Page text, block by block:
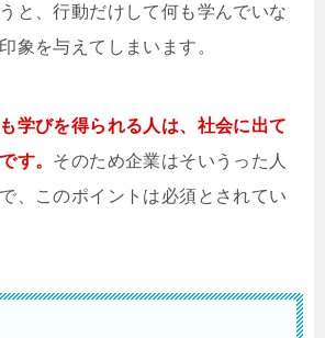
と、行動だけして何も学んでいな
象を与えてしまいます。
学びを得られる人は、社会に出て
す。 そのため企業はそいうった人
、このポイントは必須とされてい